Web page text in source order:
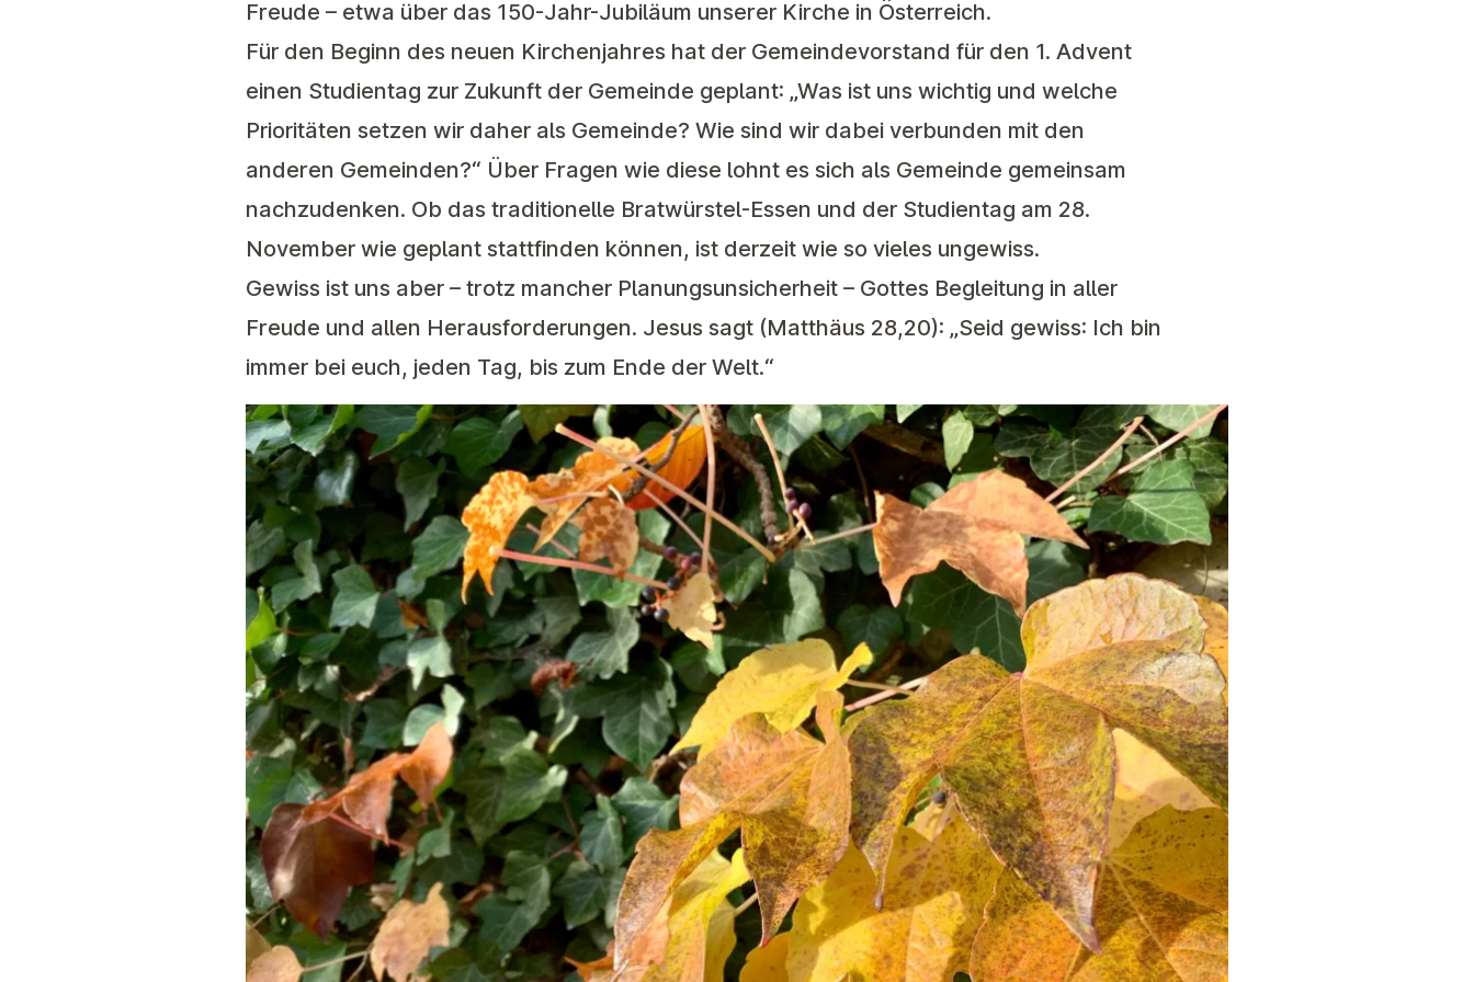
Freude – etwa über das 150-Jahr-Jubiläum unserer Kirche in Österreich.
Für den Beginn des neuen Kirchenjahres hat der Gemeindevorstand für den 1. Advent
einen Studientag zur Zukunft der Gemeinde geplant: „Was ist uns wichtig und welche
Prioritäten setzen wir daher als Gemeinde? Wie sind wir dabei verbunden mit den
anderen Gemeinden?“ Über Fragen wie diese lohnt es sich als Gemeinde gemeinsam
nachzudenken. Ob das traditionelle Bratwürstel-Essen und der Studientag am 28.
November wie geplant stattfinden können, ist derzeit wie so vieles ungewiss.
Gewiss ist uns aber – trotz mancher Planungsunsicherheit – Gottes Begleitung in aller
Freude und allen Herausforderungen. Jesus sagt (Matthäus 28,20): „Seid gewiss: Ich bin
immer bei euch, jeden Tag, bis zum Ende der Welt.“